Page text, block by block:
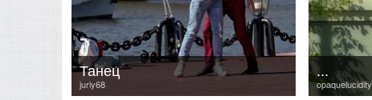
juriy68
Танец
opaquelucidity
...